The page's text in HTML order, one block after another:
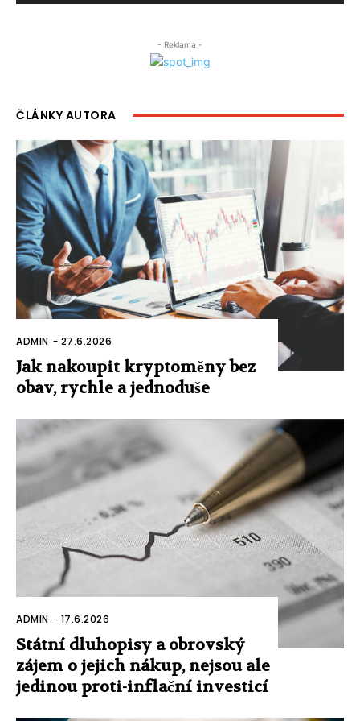
- Reklama -
ČLÁNKY AUTORA
ADMIN - 27.6.2026
Jak nakoupit kryptoměny bez
obav, rychle a jednoduše
ADMIN - 17.6.2026
Státní dluhopisy a obrovský
zájem o jejich nákup, nejsou ale
jedinou proti-inflační investicí